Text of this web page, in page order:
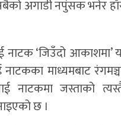
अगाडी नपुंसक भनेर
‘जिउँदो आकाशमा’
नाटकका माध्यमबाट
नाटकमा जस्ताको
छ ।